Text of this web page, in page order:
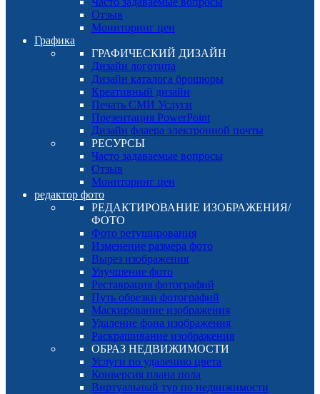
Отзыв
Мониторинг цен
Графика
ГРАФИЧЕСКИЙ ДИЗАЙН
Дизайн логотипа
Дизайн каталога брошюры
Креативный дизайн
Печать СМИ Услуги
Презентация PowerPoint
Дизайн флаера электронной почты
РЕСУРСЫ
Часто задаваемые вопросы
Отзыв
Мониторинг цен
редактор фото
РЕДАКТИРОВАНИЕ ИЗОБРАЖЕНИЯ/
ФОТО
Фото ретуширования
Изменение размера фото
Вырез изображения
Улучшение фото
Реставрация фотографий
Путь обрезки фотографий
Маскирование изображения
Удаление фона изображения
Раскрашивание изображения
ОБРАЗ НЕДВИЖИМОСТИ
Услуги по удалению цвета
Конверсия плана пола
Виртуальный тур по недвижимости